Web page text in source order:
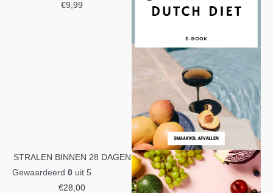
€9,99
STRALEN BINNEN 28 DAGEN
Gewaardeerd 0 uit 5
€28,00